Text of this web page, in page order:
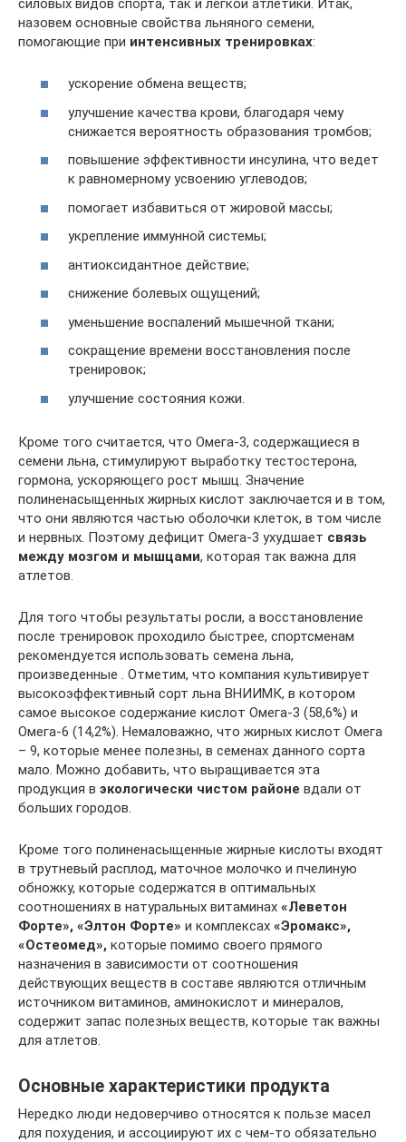
силовых видов спорта, так и легкой атлетики. Итак,
назовем основные свойства льняного семени,
помогающие при интенсивных тренировках:
ускорение обмена веществ;
улучшение качества крови, благодаря чему
снижается вероятность образования тромбов;
повышение эффективности инсулина, что ведет
к равномерному усвоению углеводов;
помогает избавиться от жировой массы;
укрепление иммунной системы;
антиоксидантное действие;
снижение болевых ощущений;
уменьшение воспалений мышечной ткани;
сокращение времени восстановления после
тренировок;
улучшение состояния кожи.
Кроме того считается, что Омега-3, содержащиеся в
семени льна, стимулируют выработку тестостерона,
гормона, ускоряющего рост мышц. Значение
полиненасыщенных жирных кислот заключается и в том,
что они являются частью оболочки клеток, в том числе
и нервных. Поэтому дефицит Омега-3 ухудшает связь
между мозгом и мышцами, которая так важна для
атлетов.
Для того чтобы результаты росли, а восстановление
после тренировок проходило быстрее, спортсменам
рекомендуется использовать семена льна,
произведенные . Отметим, что компания культивирует
высокоэффективный сорт льна ВНИИМК, в котором
самое высокое содержание кислот Омега-3 (58,6%) и
Омега-6 (14,2%). Немаловажно, что жирных кислот Омега
– 9, которые менее полезны, в семенах данного сорта
мало. Можно добавить, что выращивается эта
продукция в экологически чистом районе вдали от
больших городов.
Кроме того полиненасыщенные жирные кислоты входят
в трутневый расплод, маточное молочко и пчелиную
обножку, которые содержатся в оптимальных
соотношениях в натуральных витаминах «Леветон
Форте», «Элтон Форте» и комплексах «Эромакс»,
«Остеомед», которые помимо своего прямого
назначения в зависимости от соотношения
действующих веществ в составе являются отличным
источником витаминов, аминокислот и минералов,
содержит запас полезных веществ, которые так важны
для атлетов.
Основные характеристики продукта
Нередко люди недоверчиво относятся к пользе масел
для похудения, и ассоциируют их с чем-то обязательно